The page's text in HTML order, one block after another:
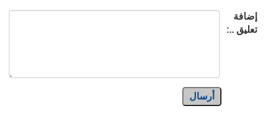
إضافة
تعليق ..:
أرسال